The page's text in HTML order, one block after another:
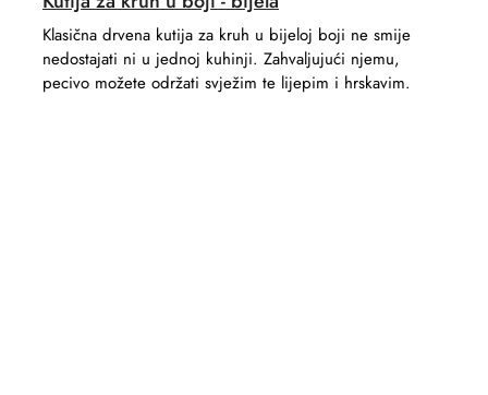
Klasična drvena kutija za kruh u bijeloj boji ne smije
nedostajati ni u jednoj kuhinji. Zahvaljujući njemu,
pecivo možete održati svježim te lijepim i hrskavim.